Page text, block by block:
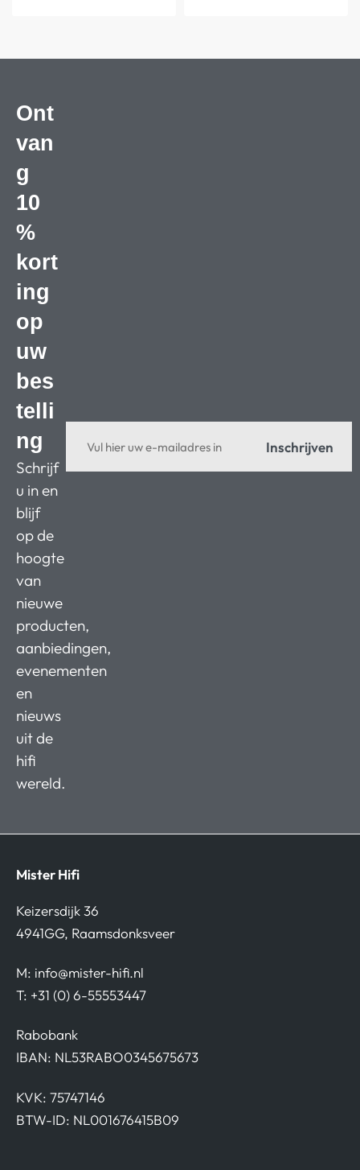
Ont
van
g
10
%
kort
ing
op
uw
bes
telli
ng
Schrijf
u in en
blijf
op de
hoogte
van
nieuwe
producten,
aanbiedingen,
evenementen
en
nieuws
uit de
hifi
wereld.
Inschrijven
Mister Hifi
Keizersdijk 36
4941GG, Raamsdonksveer
M: info@mister-hifi.nl
T: +31 (0) 6-55553447
Rabobank
IBAN: NL53RABO0345675673
KVK: 75747146
BTW-ID: NL001676415B09